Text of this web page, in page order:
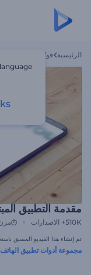
الرئيسية قوالب
مقدمة التطبيق
510K+ الاصدارات
تم إنشاء هذا الفيديو المسبق
مجموعة أدوات تطبيق